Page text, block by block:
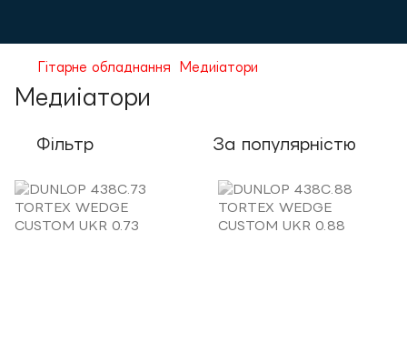
Гітарне обладнання Медиіатори
Медиіатори
Фільтр За популярністю